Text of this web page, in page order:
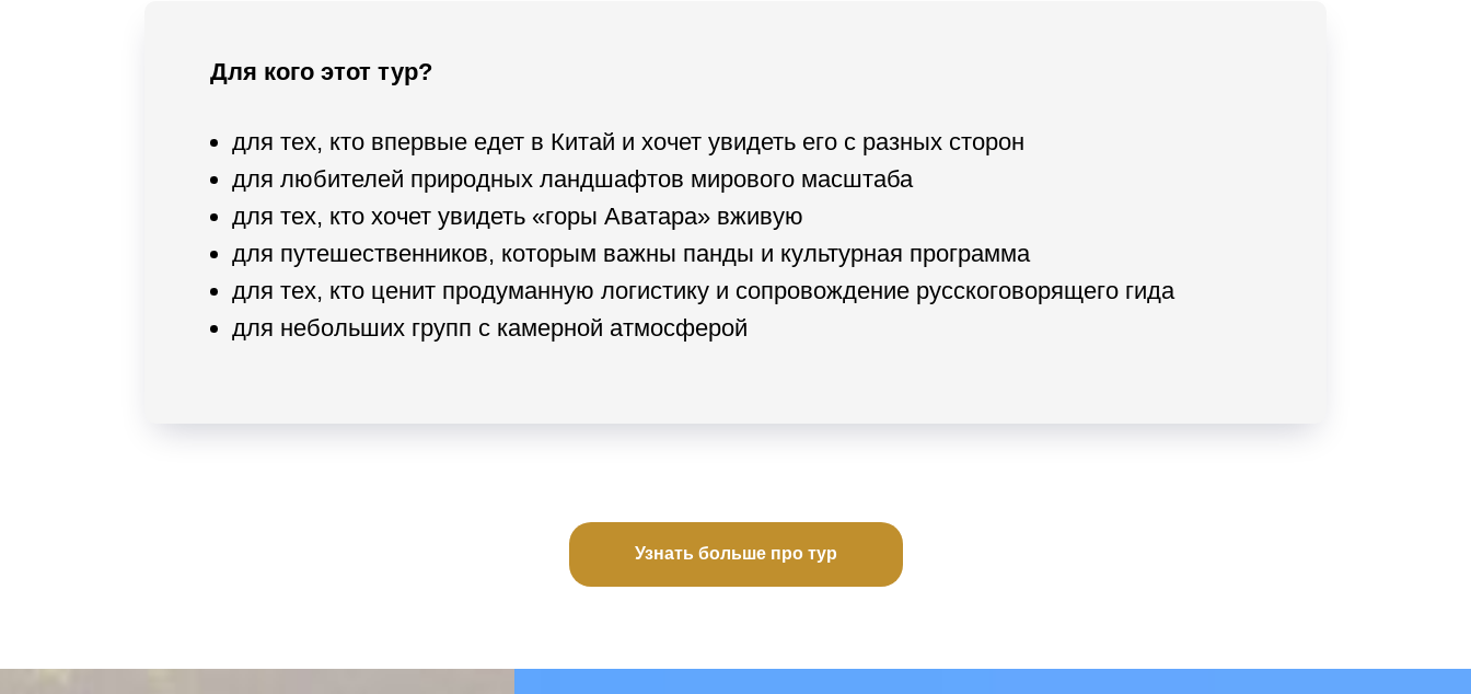
Для кого этот тур?
для тех, кто впервые едет в Китай и хочет увидеть его с разных сторон
для любителей природных ландшафтов мирового масштаба
для тех, кто хочет увидеть «горы Аватара» вживую
для путешественников, которым важны панды и культурная программа
для тех, кто ценит продуманную логистику и сопровождение русскоговорящего гида
для небольших групп с камерной атмосферой
Узнать больше про тур